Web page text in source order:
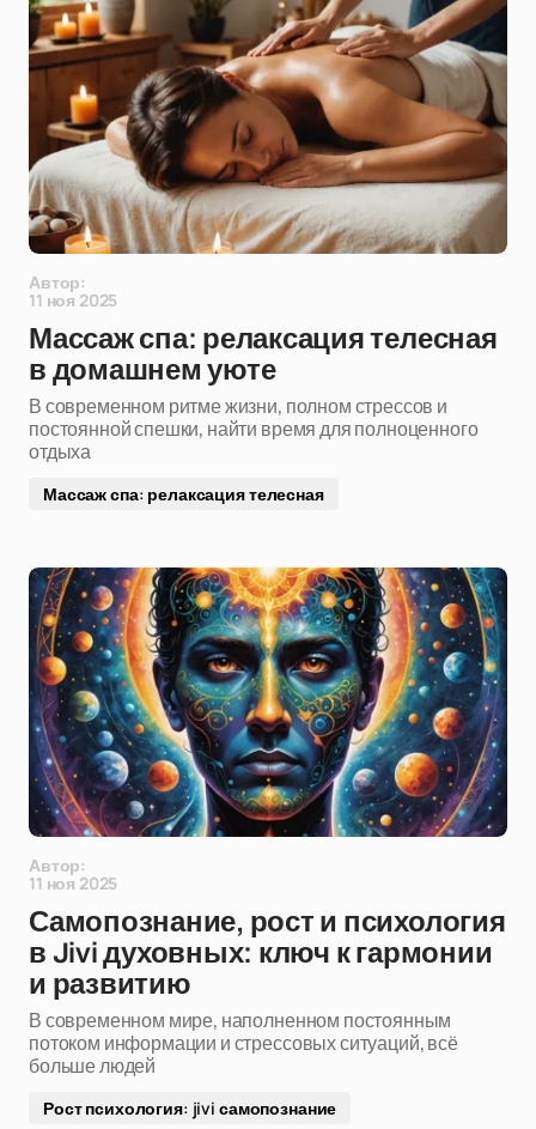
Автор:
11 ноя 2025
Массаж спа: релаксация телесная
в домашнем уюте
В современном ритме жизни, полном стрессов и
постоянной спешки, найти время для полноценного
отдыха
Массаж спа: релаксация телесная
Автор:
11 ноя 2025
Самопознание, рост и психология
в Jivi духовных: ключ к гармонии
и развитию
В современном мире, наполненном постоянным
потоком информации и стрессовых ситуаций, всё
больше людей
Рост психология: jivi самопознание